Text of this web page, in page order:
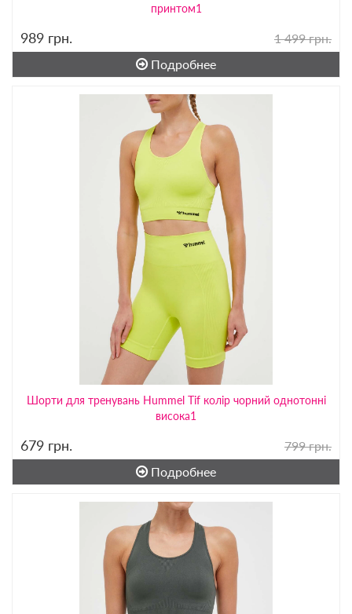
принтом1
989 грн.
1 499 грн.
Подробнее
Шорти для тренувань Hummel Tif колір чорний однотонні
висока1
679 грн.
799 грн.
Подробнее